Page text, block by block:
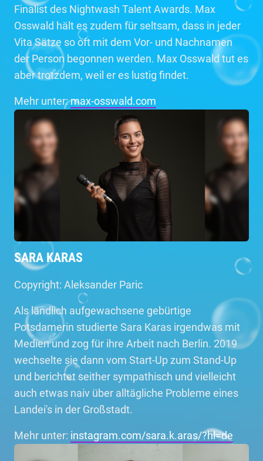
Finalist des Nightwash Talent Awards. Max
Osswald hält es zudem für seltsam, dass in jeder
Vita Sätze so oft mit dem Vor- und Nachnamen
der Person begonnen werden. Max Osswald tut es
aber trotzdem, weil er es lustig findet.
Mehr unter:max-osswald.com
SARA KARAS
Copyright: Aleksander Paric
Als ländlich aufgewachsene gebürtige
Potsdamerin studierte Sara Karas irgendwas mit
Medien und zog für ihre Arbeit nach Berlin. 2019
wechselte sie dann vom Start-Up zum Stand-Up
und berichtet seither sympathisch und vielleicht
auch etwas naiv über alltägliche Probleme eines
Landei's in der Großstadt.
Mehr unter: instagram.com/sara.k.aras/?hl=de